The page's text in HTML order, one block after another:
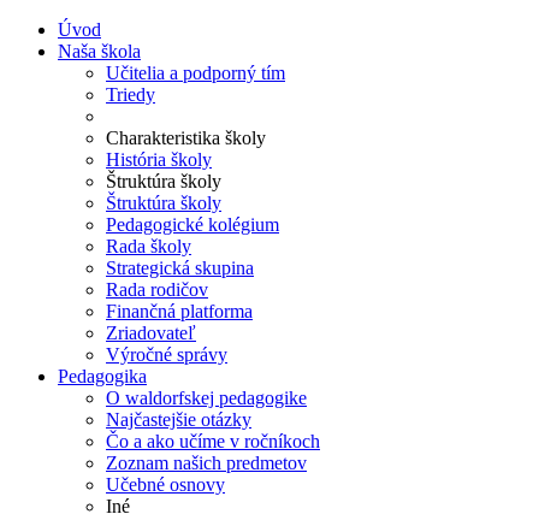
Úvod
Naša škola
Učitelia a podporný tím
Triedy
Charakteristika školy
História školy
Štruktúra školy
Štruktúra školy
Pedagogické kolégium
Rada školy
Strategická skupina
Rada rodičov
Finančná platforma
Zriadovateľ
Výročné správy
Pedagogika
O waldorfskej pedagogike
Najčastejšie otázky
Čo a ako učíme v ročníkoch
Zoznam našich predmetov
Učebné osnovy
Iné